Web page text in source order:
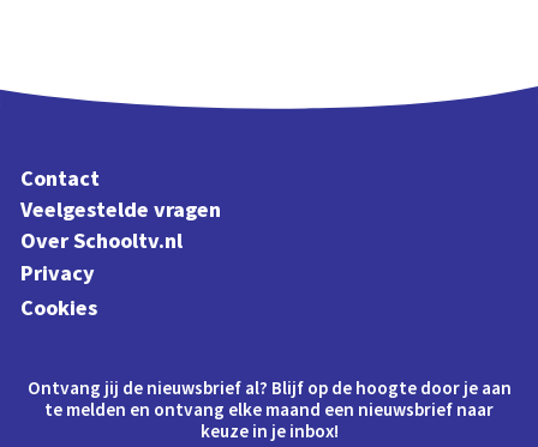
Contact
Veelgestelde vragen
Over Schooltv.nl
Privacy
Cookies
Ontvang jij de nieuwsbrief al? Blijf op de hoogte door je aan
te melden en ontvang elke maand een nieuwsbrief naar
keuze in je inbox!